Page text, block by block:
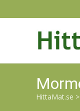
HittaMat.se >